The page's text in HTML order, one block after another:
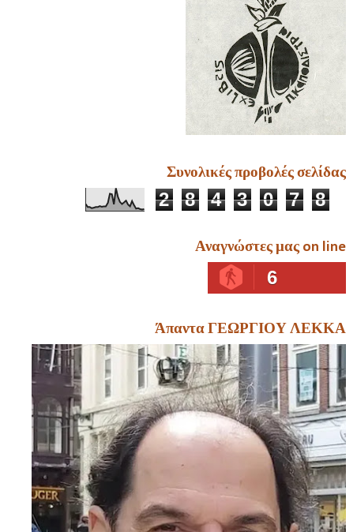
Συνολικές προβολές σελίδας
2 8 4 3 0 7 8
Αναγνώστες μας on line
6
Άπαντα ΓΕΩΡΓΙΟΥ ΛΕΚΚΑ